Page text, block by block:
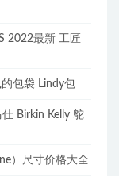
2022最新 工匠
包袋 Lindy包
Birkin Kelly 鸵
）尺寸价格大全